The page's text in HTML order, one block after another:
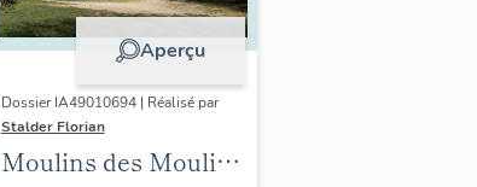
Aperçu
Dossier IA49010694 | Réalisé par
Stalder Florian
Moulins des Moulins